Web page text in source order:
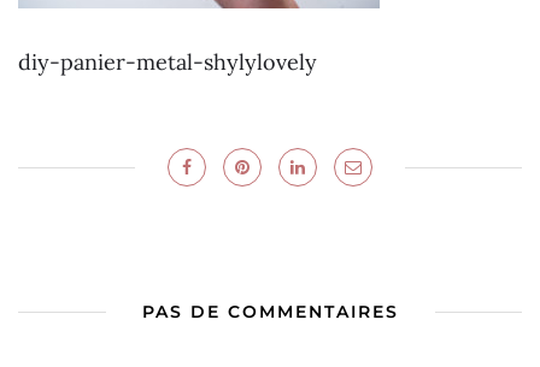
diy-panier-metal-shylylovely
PAS DE COMMENTAIRES